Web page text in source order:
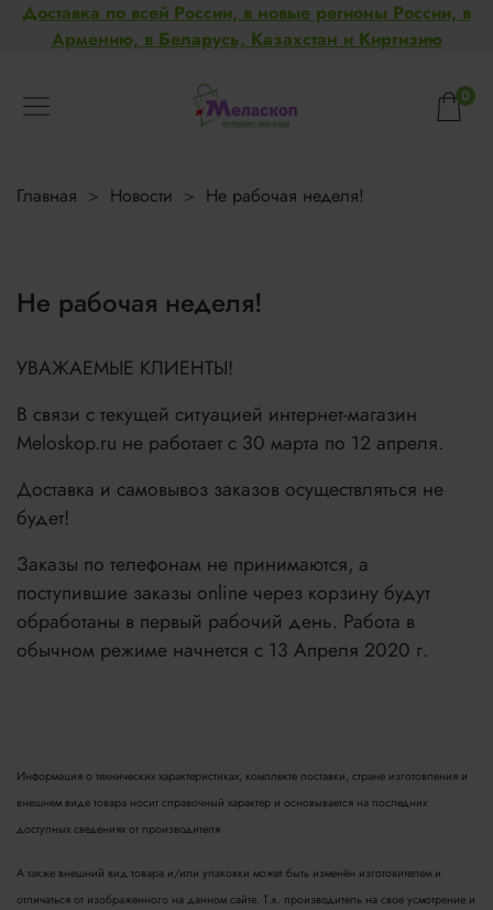
Доставка по всей России, в новые регионы России, в
Армению, в Беларусь, Казахстан и Киргизию
0
Главная Новости Не рабочая неделя!
Не рабочая неделя!
УВАЖАЕМЫЕ КЛИЕНТЫ!
В связи с текущей ситуацией интернет-магазин
Meloskop.ru не работает c 30 марта по 12 апреля.
Доставка и самовывоз заказов осуществляться не
будет!
Заказы по телефонам не принимаются, а
поступившие заказы online через корзину будут
обработаны в первый рабочий день. Работа в
обычном режиме начнется с 13 Апреля 2020 г.
Информация о технических характеристиках, комплекте поставки, стране изготовления и
внешнем виде товара носит справочный характер и основывается на последних
доступных сведениях от производителя
А также внешний вид товара и/или упаковки может быть изменён изготовителем и
отличаться от изображенного на данном сайте. Т.к. производитель на свое усмотрение и